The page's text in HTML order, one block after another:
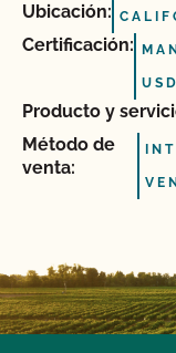
Ubicación:
Certificación:
Producto y
Método de
venta: